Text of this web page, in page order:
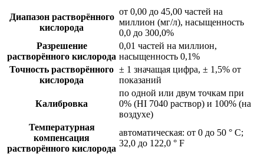
Диапазон растворённого
кислорода
от 0,00 до 45,00 частей на
миллион (мг/л), насыщенность
0,0 до 300,0%
Разрешение
растворённого кислорода
0,01 частей на миллион,
насыщенность 0,1%
Точность растворённого
кислорода
± 1 значащая цифра, ± 1,5% от
показаний
Калибровка
по одной или двум точкам при
0% (HI 7040 раствор) и 100% (на
воздухе)
Температурная
компенсация
растворённого кислорода
автоматическая: от 0 до 50 ° С;
32,0 до 122,0 ° F